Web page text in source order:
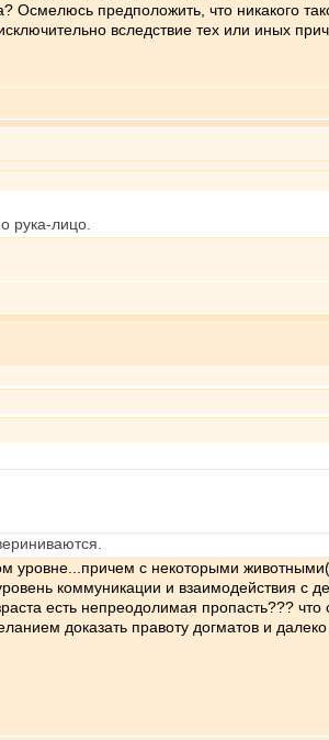
Осмелюсь предположить, что никакого
вследствие тех или иных
рука-лицо.
уровне...причем с некоторыми
коммуникации и взаимодействия с
есть непреодолимая пропасть???
доказать правоту догматов и